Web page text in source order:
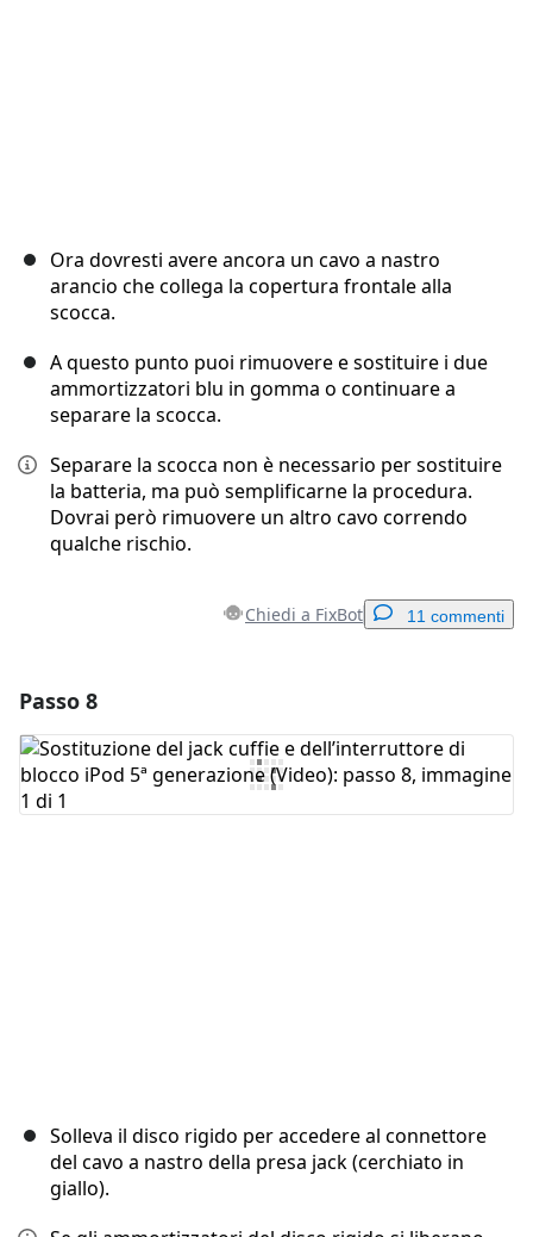
Ora dovresti avere ancora un cavo a nastro
arancio che collega la copertura frontale alla
scocca.
A questo punto puoi rimuovere e sostituire i due
ammortizzatori blu in gomma o continuare a
separare la scocca.
Separare la scocca non è necessario per sostituire
la batteria, ma può semplificarne la procedura.
Dovrai però rimuovere un altro cavo correndo
qualche rischio.
Chiedi a FixBot 11 commenti
Aggiungi Commento
Passo 8
Solleva il disco rigido per accedere al connettore
del cavo a nastro della presa jack (cerchiato in
giallo).